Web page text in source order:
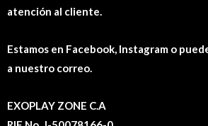
atención al cliente.
Estamos en Facebook, Instagram o
a nuestro correo.
EXOPLAY ZONE C.A